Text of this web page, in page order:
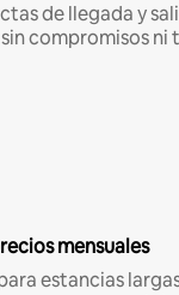
de llegada y
compromisos ni
mensuales
estancias